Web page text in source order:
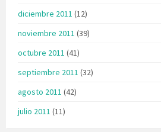
diciembre 2011 (12)
noviembre 2011 (39)
octubre 2011 (41)
septiembre 2011 (32)
agosto 2011 (42)
julio 2011 (11)